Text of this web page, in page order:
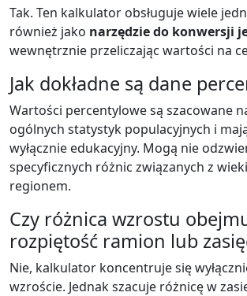
Tak. Ten kalkulator obsługuje wiele
również jako narzędzie do konwersji
wewnętrznie przeliczając wartości na
Jak dokładne są dane
Wartości percentylowe są szacowane
ogólnych statystyk populacyjnych i
wyłącznie edukacyjny. Mogą nie
specyficznych różnic związanych z
regionem.
Czy różnica wzrostu
rozpiętość ramion lub
Nie, kalkulator koncentruje się
wzroście. Jednak szacuje różnicę w